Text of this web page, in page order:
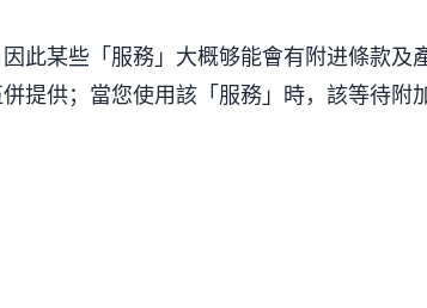
此某些「服務」大概够能會有附进條款及
提供；當您使用該「服務」時，該等待附